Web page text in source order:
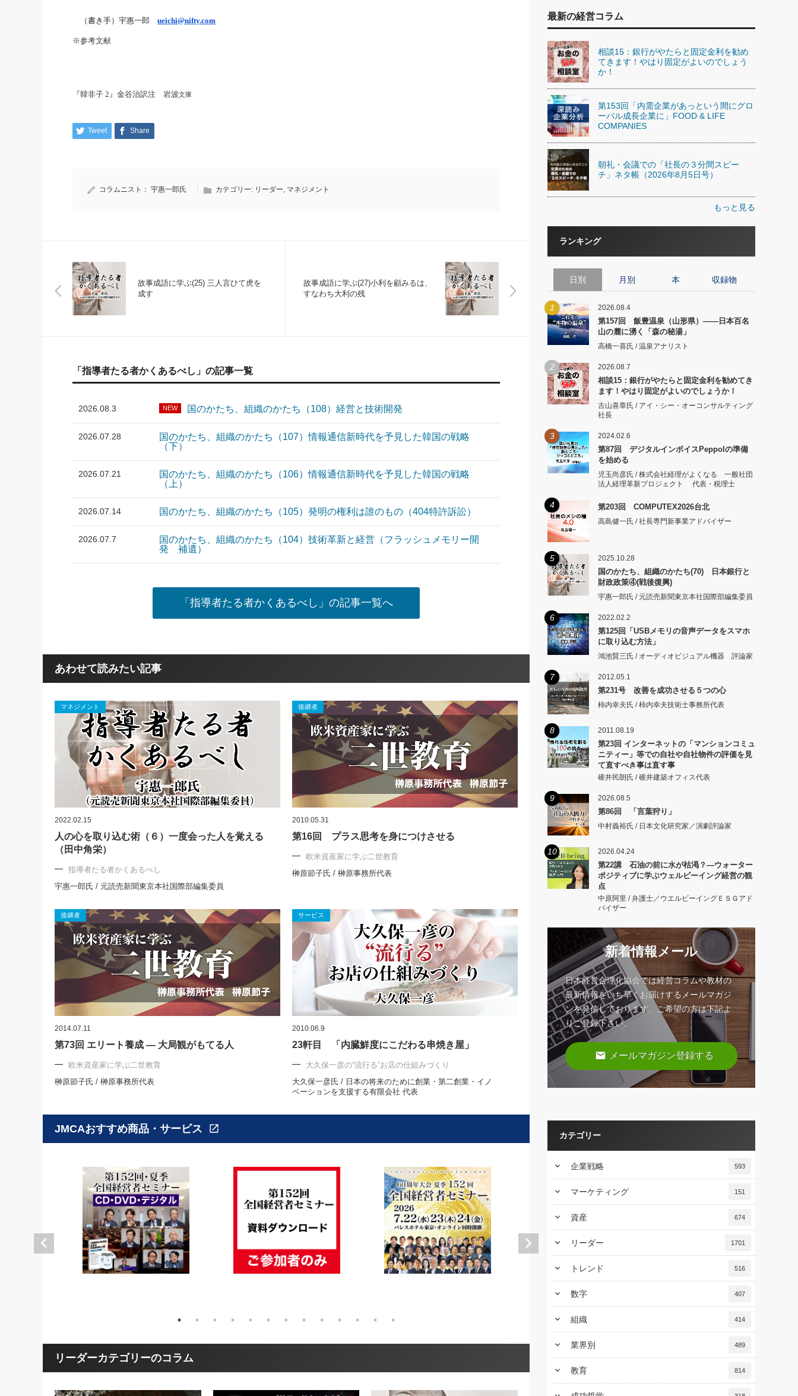
（書き手）宇惠一郎 ueichi@nifty.com
※参考文献
『韓非子 2』金谷治訳注 岩波文庫
Tweet Share
コラムニスト： 宇惠一郎氏 カテゴリー: リーダー, マネジメント
故事成語に学ぶ(25) 三人言ひて虎を
成す
故事成語に学ぶ(27)小利を顧みるは、
すなわち大利の残
「指導者たる者かくあるべし」の記事一覧
2026.08.3 NEW 国のかたち、組織のかたち（108）経営と技術開発
2026.07.28
国のかたち、組織のかたち（107）情報通信新時代を予見した韓国の戦略
（下）
2026.07.21
国のかたち、組織のかたち（106）情報通信新時代を予見した韓国の戦略
（上）
2026.07.14 国のかたち、組織のかたち（105）発明の権利は誰のもの（404特許訴訟）
2026.07.7
国のかたち、組織のかたち（104）技術革新と経営（フラッシュメモリー開
発 補遺）
「指導者たる者かくあるべし」の記事一覧へ
あわせて読みたい記事
マネジメント
2022.02.15
人の心を取り込む術（６）一度会った人を覚える
（田中角栄）
指導者たる者かくあるべし
宇惠一郎氏 / 元読売新聞東京本社国際部編集委員
後継者
2010.05.31
第16回 プラス思考を身につけさせる
欧米資産家に学ぶ二世教育
榊原節子氏 / 榊原事務所代表
後継者
2014.07.11
第73回 エリート養成 ― 大局観がもてる人
欧米資産家に学ぶ二世教育
榊原節子氏 / 榊原事務所代表
サービス
2010.06.9
23軒目 「内臓鮮度にこだわる串焼き屋」
大久保一彦の“流行る”お店の仕組みづくり
大久保一彦氏 / 日本の将来のために創業・第二創業・イノ
ベーションを支援する有限会社 代表
JMCAおすすめ商品・サービス open_in_new
リーダーカテゴリーのコラム
最新の経営コラム
相談15：銀行がやたらと固定金利を勧め
てきます！やはり固定がよいのでしょう
か！
第153回「内需企業があっという間にグロ
ーバル成長企業に」FOOD & LIFE
COMPANIES
朝礼・会議での「社長の３分間スピー
チ」ネタ帳（2026年8月5日号）
もっと見る
ランキング
日別 月別 本 収録物
1 2026.08.4
第157回 飯豊温泉（山形県）――日本百名
山の麓に湧く「森の秘湯」
高橋一喜氏 / 温泉アナリスト
2 2026.08.7
相談15：銀行がやたらと固定金利を勧めてき
ます！やはり固定がよいのでしょうか！
古山喜章氏 / アイ・シー・オーコンサルティング
社長
3 2024.02.6
第87回 デジタルインボイスPeppolの準備
を始める
児玉尚彦氏 / 株式会社経理がよくなる 一般社団
法人経理革新プロジェクト 代表・税理士
4 第203回 COMPUTEX2026台北
高島健一氏 / 社長専門新事業アドバイザー
5 2025.10.28
国のかたち、組織のかたち(70) 日本銀行と
財政政策④(戦後復興)
宇惠一郎氏 / 元読売新聞東京本社国際部編集委員
6 2022.02.2
第125回「USBメモリの音声データをスマホ
に取り込む方法」
鴻池賢三氏 / オーディオビジュアル機器 評論家
7 2012.05.1
第231号 改善を成功させる５つの心
柿内幸夫氏 / 柿内幸夫技術士事務所代表
8 2011.08.19
第23回 インターネットの「マンションコミュ
ニティー」等での自社や自社物件の評価を見
て直すべき事は直す事
碓井民朗氏 / 碓井建築オフィス代表
9 2026.08.5
第86回 「言葉狩り」
中村義裕氏 / 日本文化研究家／演劇評論家
10 2026.04.24
第22講 石油の前に水が枯渇？―ウォーター
ポジティブに学ぶウェルビーイング経営の観
点
中原阿里 / 弁護士／ウエルビーイングＥＳＧアド
バイザー
新着情報メール
日本経営合理化協会では経営コラムや教材の
最新情報をいち早くお届けするメールマガジ
ンを発信しております。ご希望の方は下記よ
りご登録下さい。
email メールマガジン登録する
カテゴリー
keyboard_arrow_down 企業戦略 593
keyboard_arrow_down マーケティング 151
keyboard_arrow_down 資産 674
keyboard_arrow_down リーダー 1701
keyboard_arrow_down トレンド 516
keyboard_arrow_down 数字 407
keyboard_arrow_down 組織 414
keyboard_arrow_down 業界別 489
keyboard_arrow_down 教育 814